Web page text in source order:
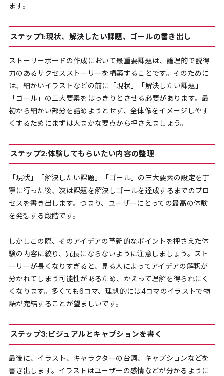
ます。
ステップ1:現状、解決したい課題、ゴールの書き出し
ストーリーボードの作成において最重要課題は、論理的で説得
力のあるサクセスストーリーを構築することです。そのために
は、細かいイラストなどの前に「現状」「解決したい課題」
「ゴール」の三大要素をはっきりとさせる必要があります。最
初から細かい部分を詰めようとせず、全体像をイメージしやす
くするためにまずは大まかな要点から押さえましょう。
ステップ2:体験してもらいたい内容の整理
「現状」「解決したい課題」「ゴール」の三大要素の設定を丁
寧に行った後、次は課題を解決しゴールを達成するまでのプロ
セスを書き出します。つまり、ユーザーにとっての最高の体験
を発想する段階です。
しかしこの際、そのアイデアの革新的なポイントを押さえた体
験の内容に絞り、冗長にならないように注意しましょう。スト
ーリーが長くなりすぎると、見る人によってアイデアの解釈が
分かれてしまう可能性があるため、かえって理解を得られにく
くなります。多くても6コマ、理想的には4コマのイラストで物
語が完結することが望ましいです。
ステップ3:ビジュアルとキャプションを書く
最後に、イラスト、キャラクターの台詞、キャプションなどを
書き出します。イラストはユーザーの感情などが分かるように